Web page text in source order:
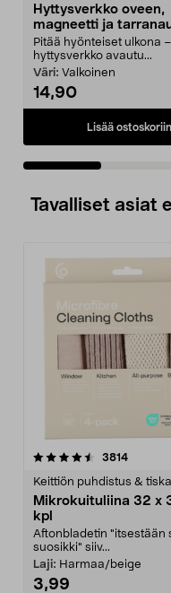
Hyttysverkko oveen,
magneetti ja
x 220 cm
Pitää hyönteiset ulkona –
hyttysverkko avautu...
Väri: Valkoinen
14,90
Lisää ostoskoriin
Tavalliset asiat
3814
Keittiön puhdistus &
Mikrokuituliina 32 x
kpl
Aftonbladetin "itsestään
suosikki" siiv...
Laji: Harmaa/beige
3,99
4.5viidestä